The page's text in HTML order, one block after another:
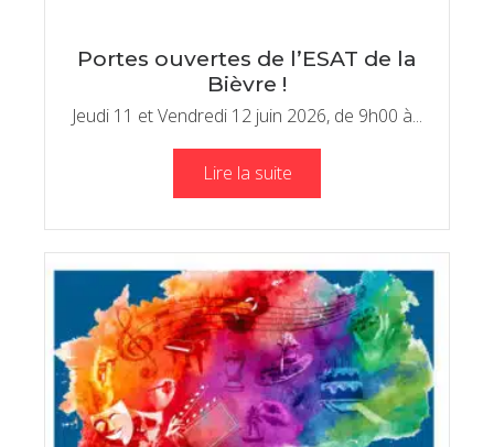
Portes ouvertes de l’ESAT de la
Bièvre !
Jeudi 11 et Vendredi 12 juin 2026, de 9h00 à...
Lire la suite